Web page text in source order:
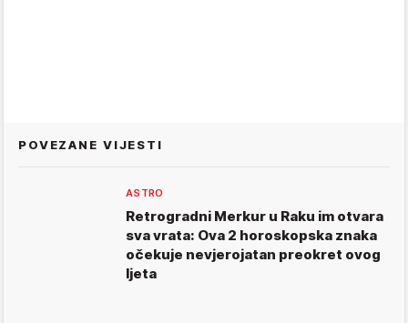
POVEZANE VIJESTI
ASTRO
Retrogradni Merkur u Raku im otvara
sva vrata: Ova 2 horoskopska znaka
očekuje nevjerojatan preokret ovog
ljeta